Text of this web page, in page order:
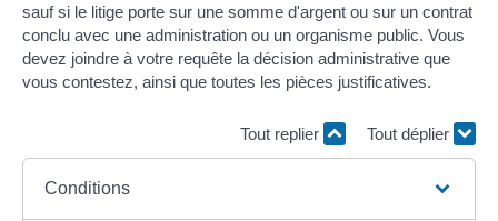
sauf si le litige porte sur une somme d'argent ou sur un contrat
conclu avec une administration ou un organisme public. Vous
devez joindre à votre requête la décision administrative que
vous contestez, ainsi que toutes les pièces justificatives.
Tout replier Tout déplier
Conditions